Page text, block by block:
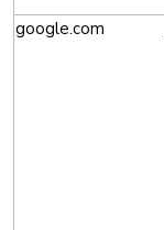
google.com